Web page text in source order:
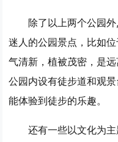
除了以上两个公园
迷人的公园景点，比如
气清新，植被茂密，是
公园内设有徒步道和观
能体验到徒步的乐趣。
还有一些以文化为